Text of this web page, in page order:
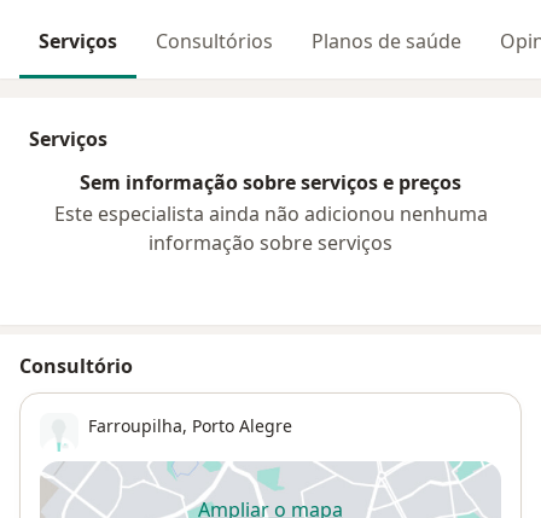
Serviços Consultórios Planos de saúde
Serviços
Sem informação sobre serviços e preços
Este especialista ainda não adicionou nenhuma
informação sobre serviços
Consultório
Farroupilha, Porto Alegre
Ampliar o mapa